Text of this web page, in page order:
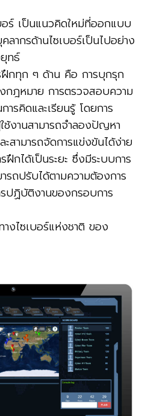
อร์ เป็นแนวคิดใหม่ที่ออกแบบ
ากรด้านไซเบอร์เป็นไปอย่าง
ทธ์
กทุก ๆ ด้าน คือ การบุกรุก
กฎหมาย การตรวจสอบความ
รคิดและเรียนรู้ โดยการ
งานสามารถจำลองปัญหา
สามารถจัดการแข่งขันได้ง่าย
กได้เป็นระยะ ซึ่งมีระบบการ
รถปรับได้ตามความต้องการ
ปฏิบัติงานของกรอบการ
งไซเบอร์แห่งชาติ ของ